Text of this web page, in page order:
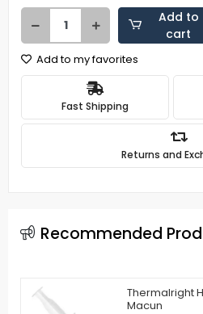
Add to
cart
Add to my favorites
Fast Shipping
Returns and
Recommended
Thermalright
Macun